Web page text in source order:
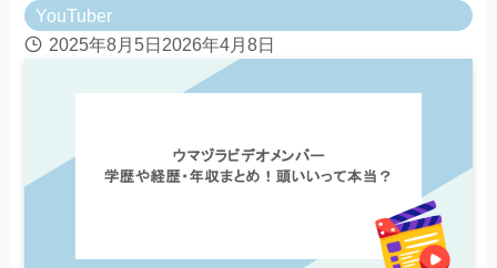
YouTuber
2025年8月5日 2026年4月8日